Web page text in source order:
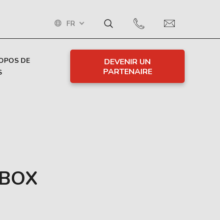
FR
DE
DEVENIR UN
PARTENAIRE